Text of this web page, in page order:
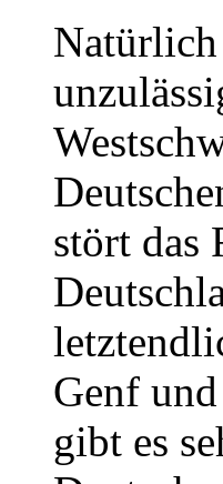
Natürlich
stört das
Genf
gibt es